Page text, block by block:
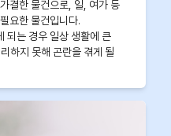
결한 물건으로, 일, 여가 등
요한 물건입니다.
되는 경우 일상 생활에 큰
하지 못해 곤란을 겪게 될